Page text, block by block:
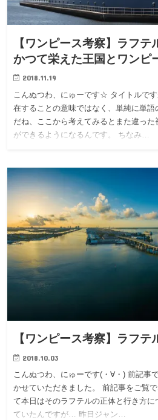
【ワンピース考察】ラフ
かつて栄えた王国とワンピ
2018.11.19
こんぬつわ、にゅーです☆ タイトルで
在することの意味ではなく、単純に単
だね、ここから考えてみるとまた違った
ができるようになるんです。 ちなみ…
【ワンピース考察】ラフ
2018.10.03
こんぬつわ、にゅーです(・∀・) 前記事
かせていただきました。 前記事をご覧
て本日はそのラフテルの正体と行き方に
ていたんですが… 昨日ジャン…